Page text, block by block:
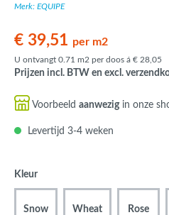
Merk: EQUIPE
€ 39,51 per m2
U ontvangt 0.71 m2 per doos á € 28,05
Prijzen incl. BTW en excl.
Voorbeeld aanwezigin onze
Levertijd 3-4 weken
Kleur
Snow Wheat Rose